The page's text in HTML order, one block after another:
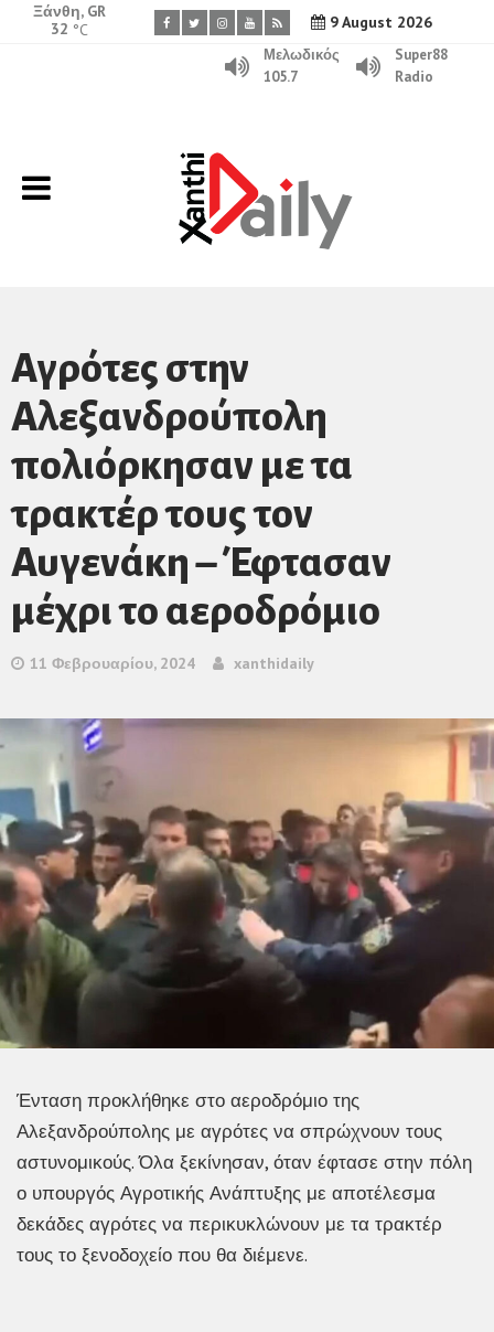
9 August 2026
Ξάνθη, GR
32 °C
Μελωδικός
105.7
Super88
Radio
Αγρότες στην
Αλεξανδρούπολη
πολιόρκησαν με τα
τρακτέρ τους τον
Αυγενάκη – Έφτασαν
μέχρι το αεροδρόμιο
11 Φεβρουαρίου, 2024 xanthidaily
Ένταση προκλήθηκε στο αεροδρόμιο της
Αλεξανδρούπολης με αγρότες να σπρώχνουν τους
αστυνομικούς. Όλα ξεκίνησαν, όταν έφτασε στην πόλη
ο υπουργός Αγροτικής Ανάπτυξης με αποτέλεσμα
δεκάδες αγρότες να περικυκλώνουν με τα τρακτέρ
τους το ξενοδοχείο που θα διέμενε.